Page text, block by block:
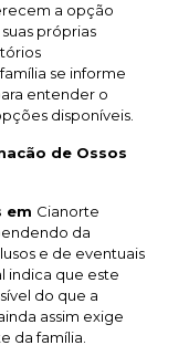
a opção
próprias
se informe
entender o
disponíveis.
de Ossos
em Cianorte
da
e de eventuais
indica que este
do que a
assim exige
da família.